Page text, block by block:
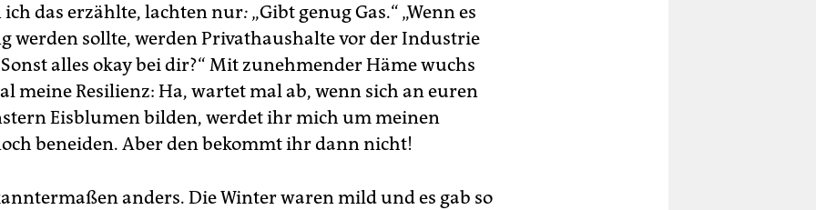
ich das erzählte, lachten nur: „Gibt genug Gas.“ „Wenn es
werden sollte, werden Privathaushalte vor der Industrie
alles okay bei dir?“ Mit zunehmender Häme wuchs
meine Resilienz: Ha, wartet mal ab, wenn sich an euren
Eisblumen bilden, werdet ihr mich um meinen
beneiden. Aber den bekommt ihr dann nicht!
anders. Die Winter waren mild und es gab so